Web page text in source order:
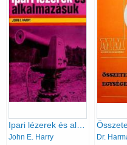
John E. Harry